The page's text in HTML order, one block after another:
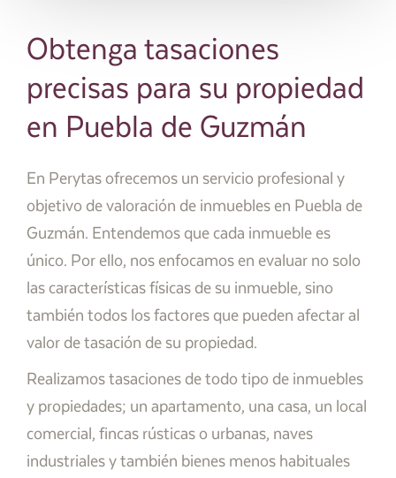
Obtenga tasaciones
precisas para su propiedad
en Puebla de Guzmán
En Perytas ofrecemos un servicio profesional y
objetivo de valoración de inmuebles en Puebla de
Guzmán. Entendemos que cada inmueble es
único. Por ello, nos enfocamos en evaluar no solo
las características físicas de su inmueble, sino
también todos los factores que pueden afectar al
valor de tasación de su propiedad.
Realizamos tasaciones de todo tipo de inmuebles
y propiedades; un apartamento, una casa, un local
comercial, fincas rústicas o urbanas, naves
industriales y también bienes menos habituales